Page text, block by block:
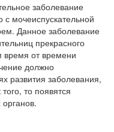
заболевание
с мочеиспускательной
Данное заболевание
прекрасного
время от времени
должно
развития заболевания,
то появятся